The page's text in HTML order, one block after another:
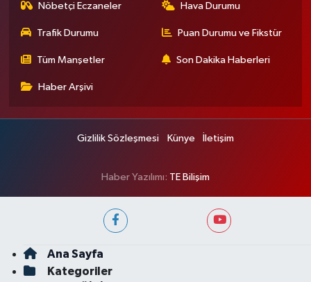
Nöbetçi Eczaneler Hava Durumu
Trafik Durumu Puan Durumu ve Fikstür
Tüm Manşetler Son Dakika Haberleri
Haber Arşivi
Gizlilik Sözleşmesi Künye İletişim
Haber Yazılımı: TE Bilişim
Ana Sayfa
Kategoriler